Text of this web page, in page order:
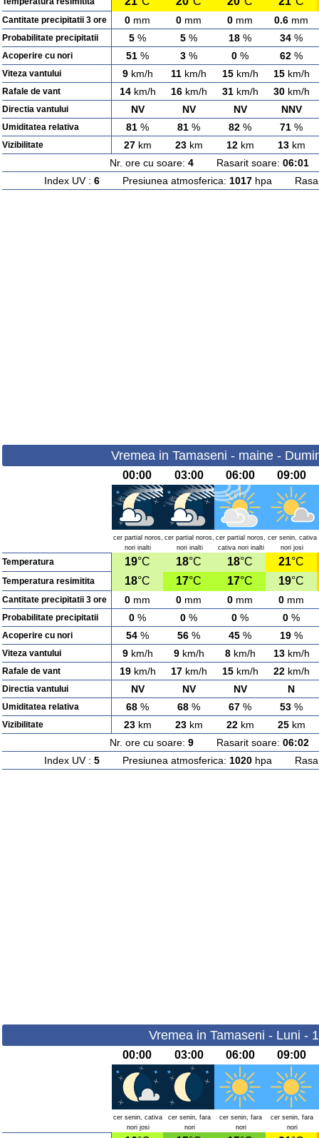
Cantitate precipitatii 3 ore 0 mm 0 mm 0 mm 0.6 mm
Probabilitate precipitatii 5 % 5 % 18 % 34 %
Acoperire cu nori 51 % 3 % 0 % 62 %
Viteza vantului 9km/h 11 km/h 15km/h 15km/h
Rafale de vant 14km/h 16km/h 31km/h 30km/h
Directia vantului NV NV NV NNV
Umiditatea relativa 81 % 81 % 82 % 71 %
Vizibilitate 27km 23km 12km 13km
Nr. ore cu soare: 4Rasarit soare: 06:01
Index UV : 6Presiunea atmosferica: 1017hpa
Vremea in Tamaseni - maine -
00:00 03:00 06:00 09:00
cer partial noros,
nori inalti
cer partial noros,
nori inalti
cer partial noros,
cativa nori inalti
cer senin, cativa
nori josi
Temperatura 19°C 18°C 18°C 21°C
Temperatura resimitita 18°C 17°C 17°C 19°C
Cantitate precipitatii 3 ore 0 mm 0 mm 0 mm 0 mm
Probabilitate precipitatii 0 % 0 % 0 % 0 %
Acoperire cu nori 54 % 56 % 45 % 19 %
Viteza vantului 9km/h 9km/h 8km/h 13km/h
Rafale de vant 19km/h 17km/h 15km/h 22km/h
Directia vantului NV NV NV N
Umiditatea relativa 68 % 68 % 67 % 53 %
Vizibilitate 23km 23km 22km 25km
Nr. ore cu soare: 9Rasarit soare: 06:02
Index UV : 5Presiunea atmosferica: 1020hpa
Vremea in Tamaseni - Luni -
00:00 03:00 06:00 09:00
cer senin, cativa
nori josi
cer senin, fara
nori
cer senin, fara
nori
cer senin, fara
nori